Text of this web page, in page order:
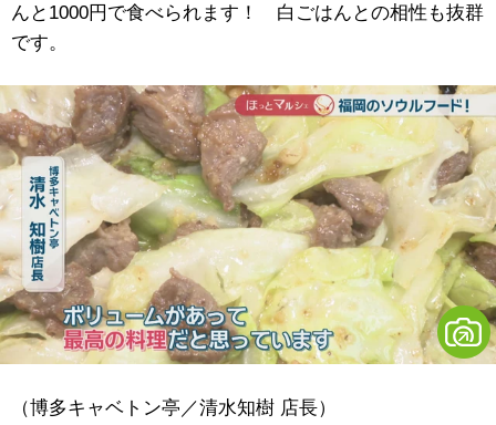
んと1000円で食べられます！ 白ごはんとの相性も抜群
です。
（博多キャベトン亭／清水知樹 店長）